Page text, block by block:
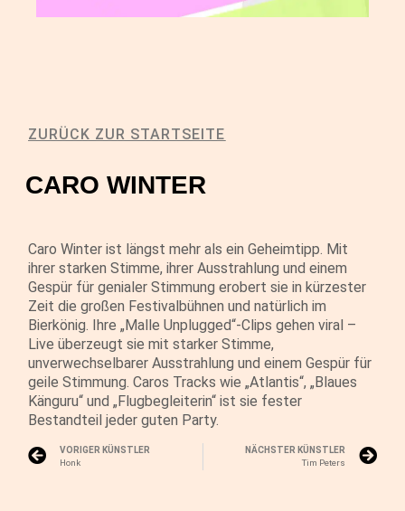
ZURÜCK ZUR STARTSEITE
CARO WINTER
Caro Winter ist längst mehr als ein Geheimtipp. Mit
ihrer starken Stimme, ihrer Ausstrahlung und einem
Gespür für genialer Stimmung erobert sie in kürzester
Zeit die großen Festivalbühnen und natürlich im
Bierkönig. Ihre „Malle Unplugged“-Clips gehen viral –
Live überzeugt sie mit starker Stimme,
unverwechselbarer Ausstrahlung und einem Gespür für
geile Stimmung. Caros Tracks wie „Atlantis“, „Blaues
Känguru“ und „Flugbegleiterin“ ist sie fester
Bestandteil jeder guten Party.
VORIGER KÜNSTLER
Honk
NÄCHSTER KÜNSTLER
Tim Peters